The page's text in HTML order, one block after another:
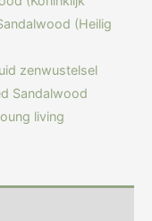
(Heilig
zenwustelsel
Sandalwood
living